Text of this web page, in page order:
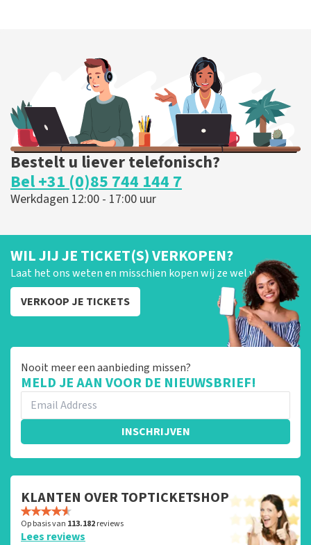
Bestelt u liever telefonisch?
Bel +31 (0)85 744 144 7
Werkdagen 12:00 - 17:00 uur
WIL JIJ JE TICKET(S) VERKOPEN?
Laat het ons weten en misschien kopen wij ze wel van je!
VERKOOP JE TICKETS
Nooit meer een aanbieding missen?
MELD JE AAN VOOR DE NIEUWSBRIEF!
INSCHRIJVEN
KLANTEN OVER TOPTICKETSHOP
Op basis van 113.182reviews
Lees reviews